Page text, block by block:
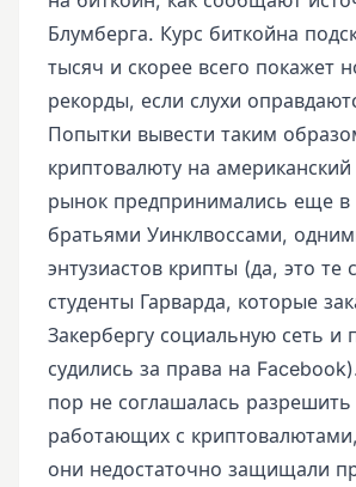
Блумберга. Курс биткойна
тысяч и скорее всего покажет
рекорды, если слухи
Попытки вывести таким
криптовалюту на
рынок предпринимались еще в
братьями Уинклвоссами,
энтузиастов крипты (да, это те
студенты Гарварда, которые
Закербергу социальную сеть и
судились за права на
пор не соглашалась разрешить
работающих с
они недостаточно защищали